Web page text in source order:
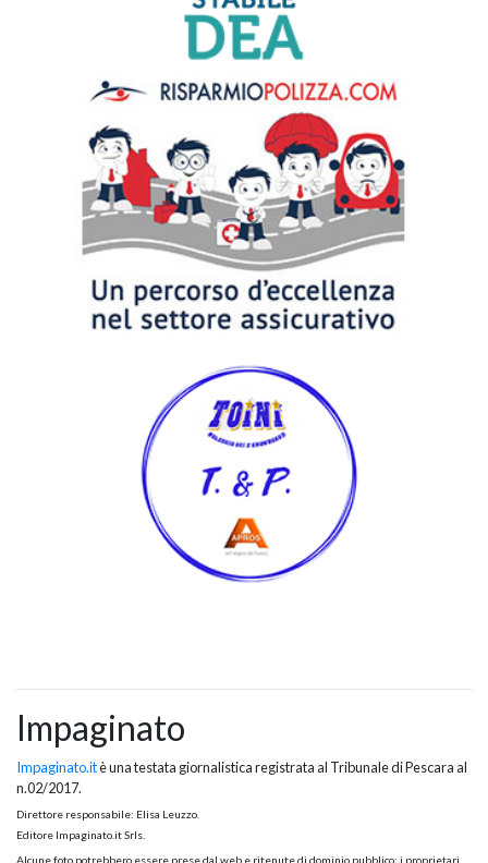
Impaginato
Impaginato.itè una testata giornalistica registrata al Tribunale di Pescara al
n.02/2017.
Direttore responsabile: Elisa Leuzzo.
Editore Impaginato.it Srls.
Alcune foto potrebbero essere prese dal web e ritenute di dominio pubblico; i proprietari